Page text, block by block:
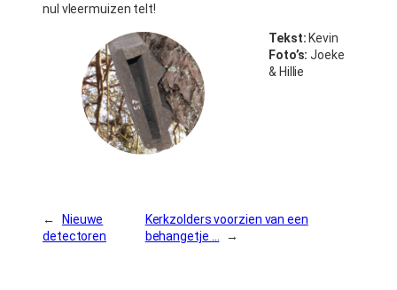
nul vleermuizen telt!
Tekst: Kevin
Foto’s: Joeke
& Hillie
←
Nieuwe
detectoren
Kerkzolders voorzien van een
behangetje …
→